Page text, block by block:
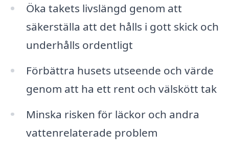
Öka takets livslängd genom att
säkerställa att det hålls i gott skick och
underhålls ordentligt
Förbättra husets utseende och värde
genom att ha ett rent och välskött tak
Minska risken för läckor och andra
vattenrelaterade problem